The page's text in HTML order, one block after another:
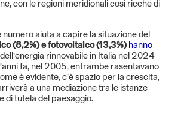
con le regioni meridionali così ricche di
numero aiuta a capire la situazione del
(8,2%) e fotovoltaico (13,3%) hanno
rinnovabile in Italia nel 2024
fa, nel 2005, entrambe rasentavano
è evidente, c’è spazio per la crescita,
a una mediazione tra le istanze
di tutela del paesaggio.